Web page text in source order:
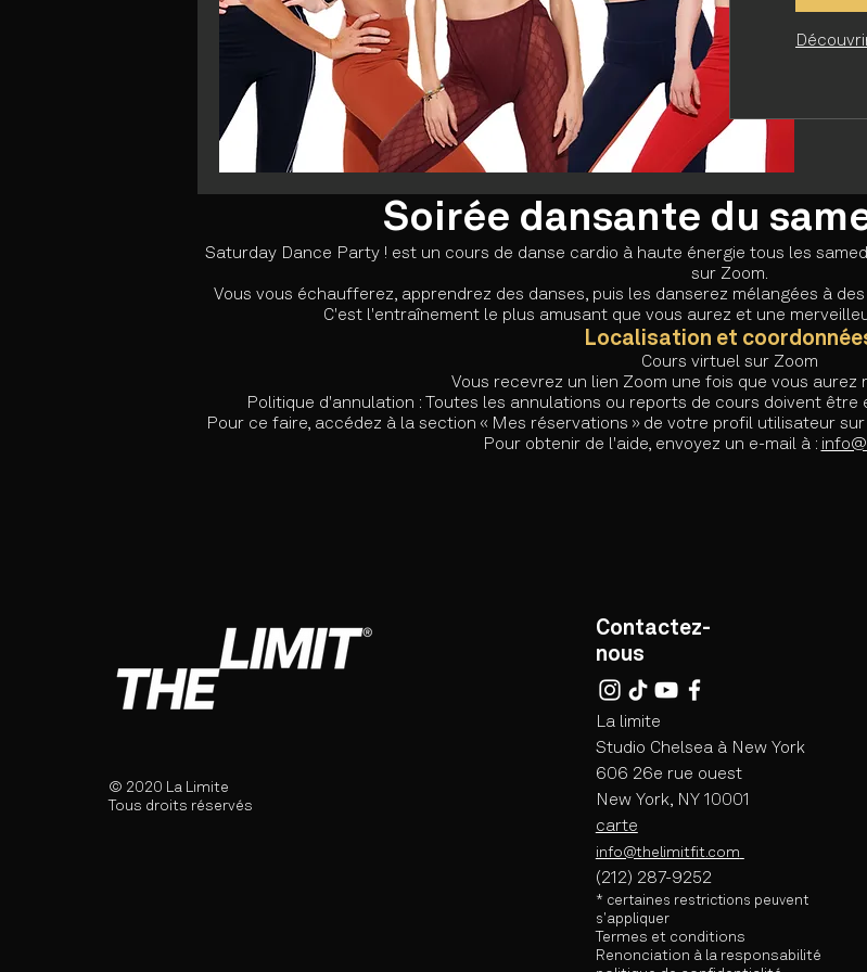
Soirée dansante du
Saturday Dance Party ! est un cours de danse cardio à haute énergie tous les
sur Zoom.
Vous vous échaufferez, apprendrez des danses, puis les danserez mélangées à
C'est l'entraînement le plus amusant que vous aurez et une
Localisation et
Cours virtuel sur Zoom
Vous recevrez un lien Zoom une fois que vous aurez
Politique d'annulation : Toutes les annulations ou reports de cours doivent
Pour ce faire, accédez à la section « Mes réservations » de votre profil utilisateur sur
Pour obtenir de l'aide, envoyez un e-mail à :
© 2020 La Limite
Tous droits réservés
Contactez-
nous
La limite
Studio Chelsea à New York
606 26e rue ouest
New York, NY 10001
carte
info@thelimitfit.com
(212) 287-9252
* certaines restrictions peuvent
s'appliquer
Termes et conditions
Renonciation à la responsabilité